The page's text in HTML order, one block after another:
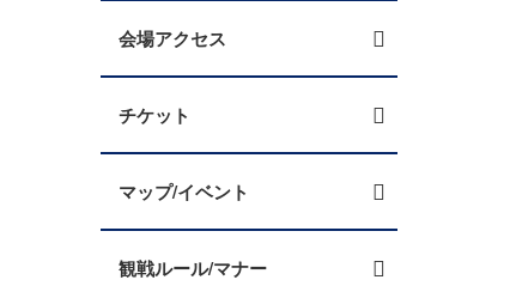
会場アクセス
チケット
マップ/イベント
観戦ルール/マナー